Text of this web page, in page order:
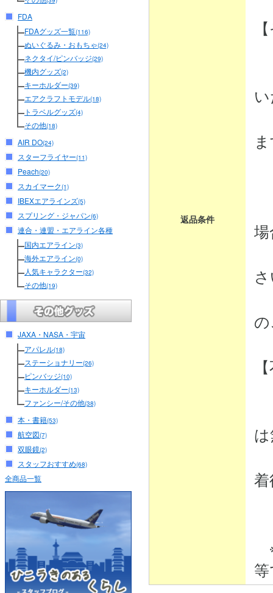
FDA
FDAグッズ一覧(116)
ぬいぐるみ・おもちゃ(24)
ネクタイ/ピンバッジ(29)
機内グッズ(2)
キーホルダー(39)
エアクラフトモデル(18)
トラベルグッズ(4)
その他(18)
AIR DO(24)
スターフライヤー(11)
Peach(20)
スカイマーク(1)
IBEXエアラインズ(5)
スプリング・ジャパン(6)
連合・連盟・エアライン各種
国内エアライン(3)
海外エアライン(0)
人気キャラクター(32)
その他(19)
JAXA・NASA・宇宙
アパレル(18)
ステーショナリー(26)
ピンバッジ(10)
キーホルダー(13)
ファンシー/その他(38)
本・書籍(53)
航空図(7)
双眼鏡(2)
スタッフおすすめ(68)
全商品一覧
返品条件